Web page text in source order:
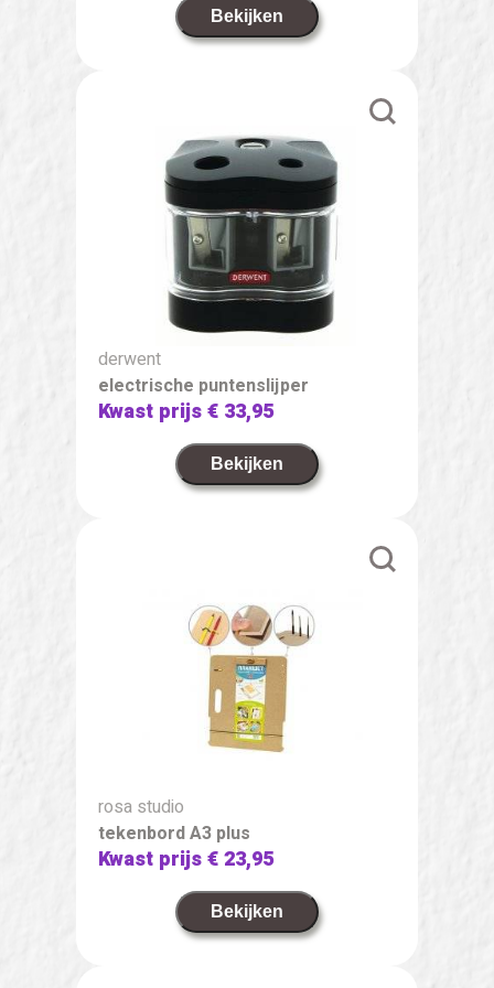
Bekijken
derwent
electrische puntenslijper
Kwast prijs€ 33,95
Bekijken
rosa studio
tekenbord A3 plus
Kwast prijs€ 23,95
Bekijken